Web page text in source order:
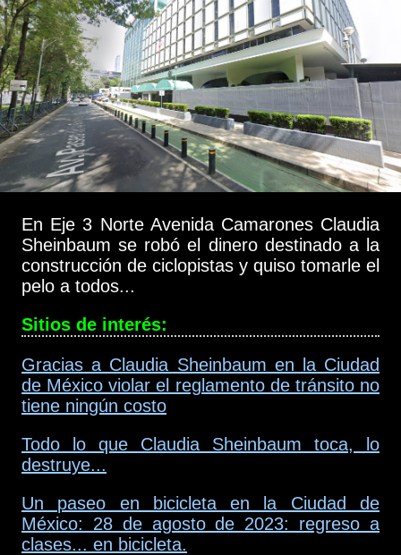
En Eje 3 Norte Avenida Camarones Claudia
Sheinbaum se robó el dinero destinado a la
construcción de ciclopistas y quiso tomarle el
pelo a todos...
Sitios de interés:
Gracias a Claudia Sheinbaum en la Ciudad
de México violar el reglamento de tránsito no
tiene ningún costo
Todo lo que Claudia Sheinbaum toca, lo
destruye...
Un paseo en bicicleta en la Ciudad de
México: 28 de agosto de 2023: regreso a
clases... en bicicleta.